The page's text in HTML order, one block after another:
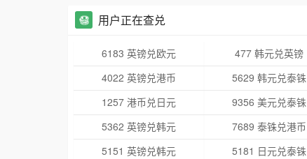
用户正在查兑
6183 英镑兑欧元 477 韩元兑英镑
4022 英镑兑港币
5629 韩元兑泰铢
1257 港币兑日元
9356 美元兑泰铢
5362 英镑兑韩元
7689 泰铢兑港币
5151 英镑兑韩元
5181 日元兑泰铢